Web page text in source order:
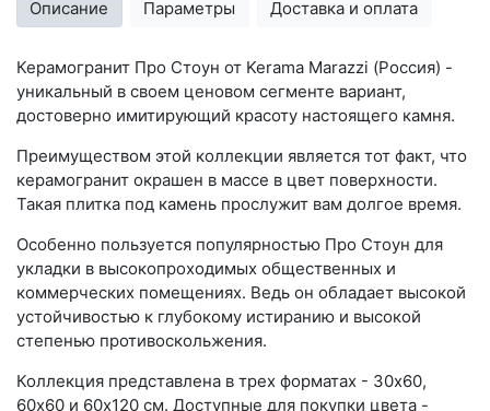
Описание Параметры Доставка и оплата
Керамогранит Про Стоун от Kerama Marazzi (Россия) -
уникальный в своем ценовом сегменте вариант,
достоверно имитирующий красоту настоящего камня.
Преимуществом этой коллекции является тот факт, что
керамогранит окрашен в массе в цвет поверхности.
Такая плитка под камень прослужит вам долгое время.
Особенно пользуется популярностью Про Стоун для
укладки в высокопроходимых общественных и
коммерческих помещениях. Ведь он обладает высокой
устойчивостью к глубокому истиранию и высокой
степенью противоскольжения.
Коллекция представлена в трех форматах - 30х60,
60х60 и 60х120 см. Доступные для покупки цвета -